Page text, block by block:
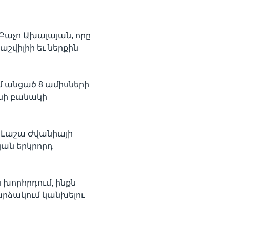
Ախալայան, որը
եւ ներքին
անցած 8 ամիսների
բանակի
Ժվանիայի
երկրորդ
ինքն
կանխելու